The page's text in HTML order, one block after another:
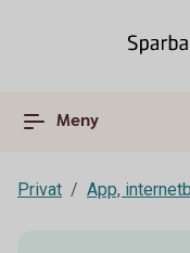
Meny
Privat App,